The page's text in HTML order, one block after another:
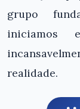
grupo
iniciamos
realidade.